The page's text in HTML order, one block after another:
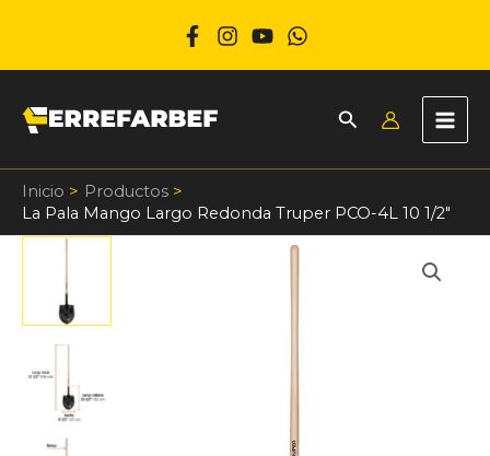
Inicio
Productos
La Pala Mango Largo Redonda Truper PCO-4L 10 1/2″